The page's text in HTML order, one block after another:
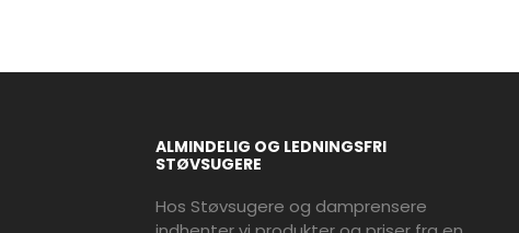
ALMINDELIG OG LEDNINGSFRI
STØVSUGERE
Hos Støvsugere og damprensere